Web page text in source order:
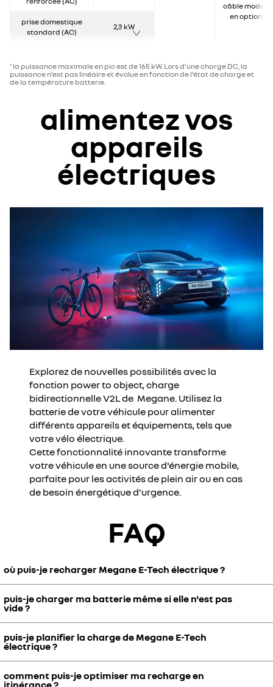
câble mode 2
en option
prise domestique
standard (AC)
2,3 kW
* la puissance maximale en pic est de 165 kW. Lors d’une charge DC, la
puissance n’est pas linéaire et évolue en fonction de l’état de charge et
de la température batterie.​
alimentez vos
appareils
électriques
Explorez de nouvelles possibilités avec la
fonction power to object, charge
bidirectionnelle V2L de Megane. Utilisez la
batterie de votre véhicule pour alimenter
différents appareils et équipements, tels que
votre vélo électrique.
Cette fonctionnalité innovante transforme
votre véhicule en une source d'énergie mobile,
parfaite pour les activités de plein air ou en cas
de besoin énergétique d'urgence.
FAQ
où puis-je recharger Megane E-Tech électrique ?
Rechargez Megane E-Tech électrique :
À domicile
domestique installée par Renault ou une prise domestique
renforcée.
En ville, disposez de l'une des nombreuses bornes de recharge
publiques disponible.
puis-je charger ma batterie même si elle n'est pas
vide ?
La batterie de Megane E-Tech électrique est sans "effet mémoire".
Elle dispose de la technologie lithium-ion, la plus performante du
marché, vous apportant uneautonomie optimisée.
puis-je planifier la charge de Megane E-Tech
électrique ?
Depuis votre application mobile My Renault, contrôlez à distance le
comment puis-je optimiser ma recharge en